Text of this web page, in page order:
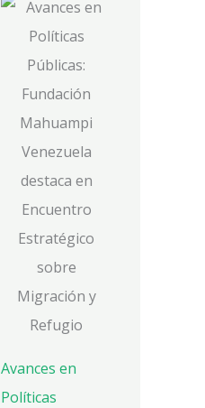
Avances en
Políticas